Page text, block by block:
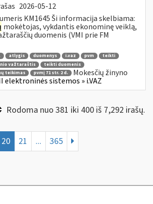
2026-05-12
KM1645 Ši informacija skelbiama:
mokėtojas, vykdantis ekonominę veiklą,
duomenis (VMI prie FM
atlygis duomenys i.vaz pvm
teikti
važtaraštis
teikti duomenis
teikimas
pvmį 71 str. 2 d.
Mokesčių žinyno
elektroninės sistemos » i.VAZ
Rodoma nuo 381 iki 400 iš 7,292 irašų.
20 21 ... 365